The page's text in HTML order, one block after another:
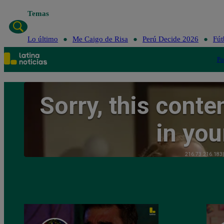
Temas
Lo último Me Caigo de Risa Perú Decide 2026